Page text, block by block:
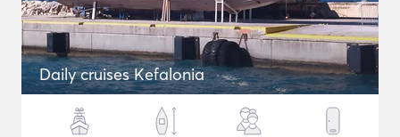
Daily cruises Kefalonia